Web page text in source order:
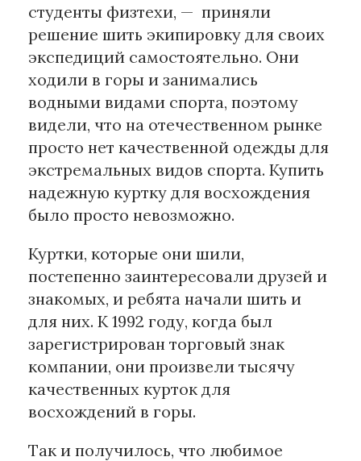
студенты физтехи, — приняли
решение шить экипировку для своих
экспедиций самостоятельно. Они
ходили в горы и занимались
водными видами спорта, поэтому
видели, что на отечественном рынке
просто нет качественной одежды для
экстремальных видов спорта. Купить
надежную куртку для восхождения
было просто невозможно.
Куртки, которые они шили,
постепенно заинтересовали друзей и
знакомых, и ребята начали шить и
для них. К 1992 году, когда был
зарегистрирован торговый знак
компании, они произвели тысячу
качественных курток для
восхождений в горы.
Так и получилось, что любимое